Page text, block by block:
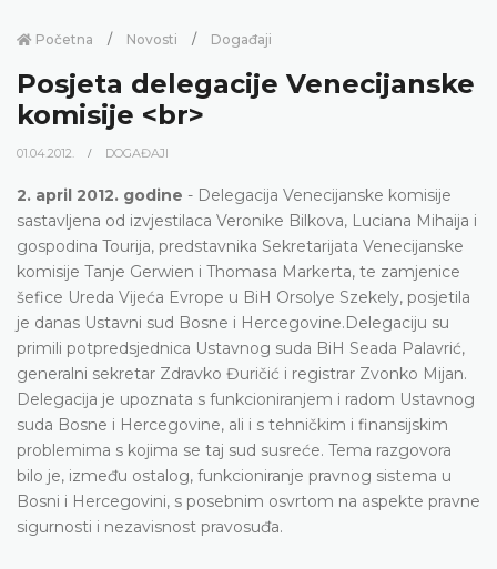
Početna Novosti Događaji
Posjeta delegacije Venecijanske
komisije <br>
01.04.2012. DOGAĐAJI
2. april 2012. godine - Delegacija Venecijanske komisije
sastavljena od izvjestilaca Veronike Bilkova, Luciana Mihaija i
gospodina Tourija, predstavnika Sekretarijata Venecijanske
komisije Tanje Gerwien i Thomasa Markerta, te zamjenice
šefice Ureda Vijeća Evrope u BiH Orsolye Szekely, posjetila
je danas Ustavni sud Bosne i Hercegovine.Delegaciju su
primili potpredsjednica Ustavnog suda BiH Seada Palavrić,
generalni sekretar Zdravko Đuričić i registrar Zvonko Mijan.
Delegacija je upoznata s funkcioniranjem i radom Ustavnog
suda Bosne i Hercegovine, ali i s tehničkim i finansijskim
problemima s kojima se taj sud susreće. Tema razgovora
bilo je, između ostalog, funkcioniranje pravnog sistema u
Bosni i Hercegovini, s posebnim osvrtom na aspekte pravne
sigurnosti i nezavisnost pravosuđa.